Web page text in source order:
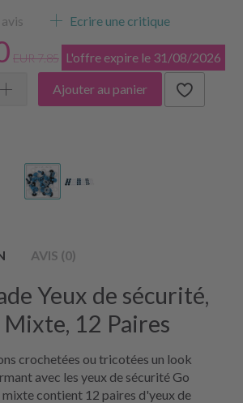
avis Ecrire une critique
EUR 7.85 L'offre expire le 31/08/2026
Ajouter au panier
AVIS (0)
Yeux de sécurité,
Mixte, 12 Paires
crochetées ou tricotées un look
avec les yeux de sécurité Go
contient 12 paires d'yeux de